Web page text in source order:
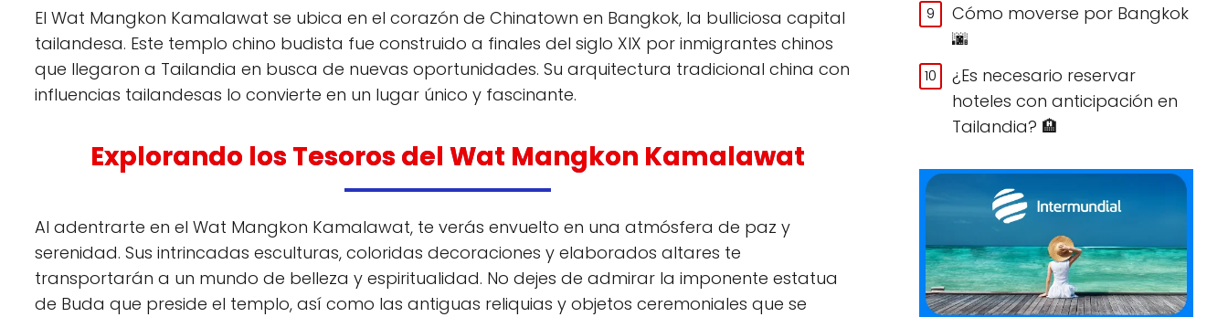
El Wat Mangkon Kamalawat se ubica en el corazón de Chinatown en Bangkok, la bulliciosa capital
tailandesa. Este templo chino budista fue construido a finales del siglo XIX por inmigrantes chinos
que llegaron a Tailandia en busca de nuevas oportunidades. Su arquitectura tradicional china con
influencias tailandesas lo convierte en un lugar único y fascinante.
Explorando los Tesoros del Wat Mangkon Kamalawat
Al adentrarte en el Wat Mangkon Kamalawat, te verás envuelto en una atmósfera de paz y
serenidad. Sus intrincadas esculturas, coloridas decoraciones y elaborados altares te
transportarán a un mundo de belleza y espiritualidad. No dejes de admirar la imponente estatua
de Buda que preside el templo, así como las antiguas reliquias y objetos ceremoniales que se
Cómo moverse por Bangkok
🌆
¿Es necesario reservar
hoteles con anticipación en
Tailandia? 🏨